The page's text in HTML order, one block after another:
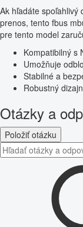
Ak hľadáte spoľahlivý
prenos, tento fbus
pre tento model
Kompatibilný s
Umožňuje
Stabilné a
Robustný
Otázky a
Položiť otázku